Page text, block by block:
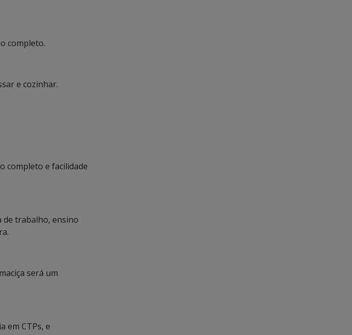
completo.
e cozinhar.
completo e facilidade
de trabalho, ensino
será um
em CTPs, e